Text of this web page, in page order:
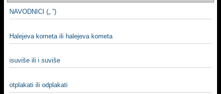
NAVODNICI („ ”)
Halejeva kometa ili halejeva kometa
isuviše ili i suviše
otplakati ili odplakati